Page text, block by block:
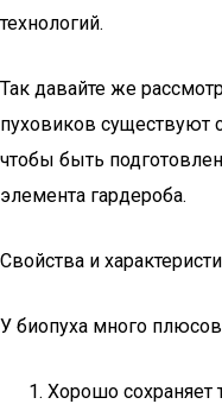
технологий.
Так давайте же
пуховиков существуют
чтобы быть
элемента гардероба.
Свойства и
У биопуха много
Хорошо сохраняет